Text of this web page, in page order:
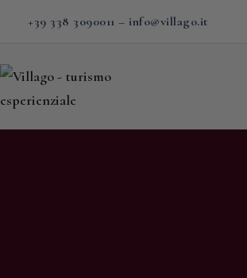
+39 338 3090011 – info@villago.it
Home